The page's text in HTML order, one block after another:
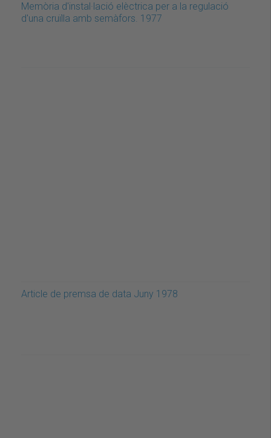
Memòria d'instal·lació elèctrica per a la regulació
d'una cruïlla amb semàfors. 1977
Article de premsa de data Juny 1978